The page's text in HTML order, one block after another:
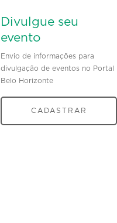
Divulgue seu
evento
Envio de informações para
divulgação de eventos no Portal
Belo Horizonte
CADASTRAR